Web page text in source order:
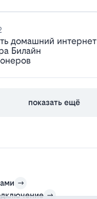
домашний интернет
Билайн
показать ещё